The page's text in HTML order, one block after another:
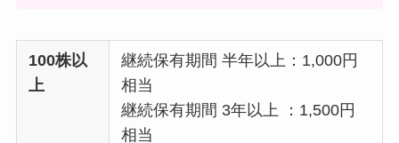
100株以
上
継続保有期間 半年以上：1,000円
相当
継続保有期間 3年以上 ：1,500円
相当